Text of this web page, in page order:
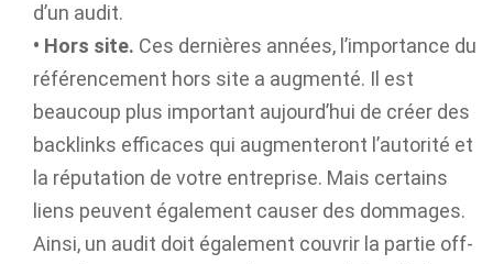
d’un audit.
• Hors site. Ces dernières années, l’importance du
référencement hors site a augmenté. Il est
beaucoup plus important aujourd’hui de créer des
backlinks efficaces qui augmenteront l’autorité et
la réputation de votre entreprise. Mais certains
liens peuvent également causer des dommages.
Ainsi, un audit doit également couvrir la partie off-